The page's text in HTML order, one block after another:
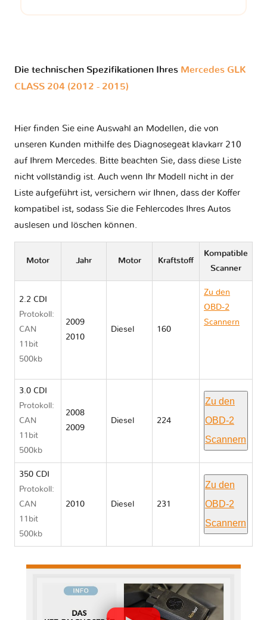
Die technischen Spezifikationen Ihres Mercedes GLK
CLASS 204 (2012 - 2015)
Hier finden Sie eine Auswahl an Modellen, die von
unseren Kunden mithilfe des Diagnosegeät klavkarr 210
auf Ihrem Mercedes. Bitte beachten Sie, dass diese Liste
nicht vollständig ist. Auch wenn Ihr Modell nicht in der
Liste aufgeführt ist, versichern wir Ihnen, dass der Koffer
kompatibel ist, sodass Sie die Fehlercodes Ihres Autos
auslesen und löschen können.
Motor Jahr Motor Kraftstoff
Kompatible
Scanner
2.2 CDI
Protokoll:
CAN
11bit
500kb
2009
2010
Diesel 160
Zu den
OBD-2
Scannern
3.0 CDI
Protokoll:
CAN
11bit
500kb
2008
2009
Diesel 224
Zu den
OBD-2
Scannern
350 CDI
Protokoll:
CAN
11bit
500kb
2010 Diesel 231
Zu den
OBD-2
Scannern